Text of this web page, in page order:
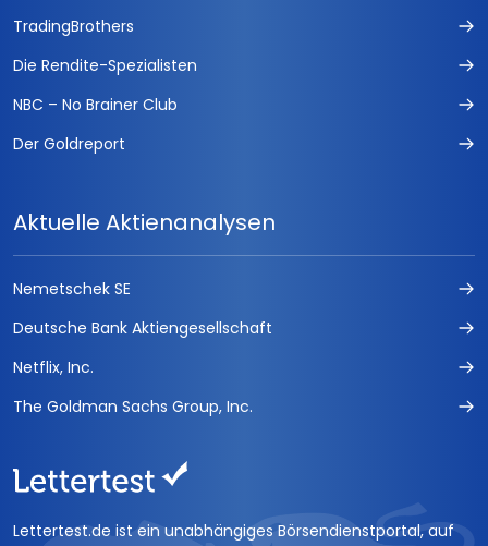
TradingBrothers
Die Rendite-Spezialisten
NBC – No Brainer Club
Der Goldreport
Aktuelle Aktienanalysen
Nemetschek SE
Deutsche Bank Aktiengesellschaft
Netflix, Inc.
The Goldman Sachs Group, Inc.
Lettertest.de ist ein unabhängiges Börsendienstportal, auf